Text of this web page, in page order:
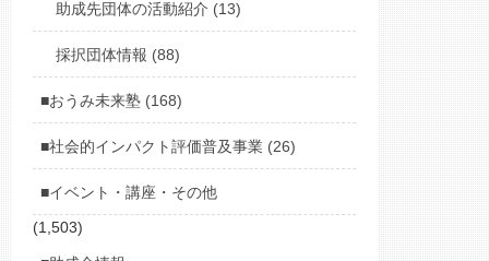
助成先団体の活動紹介 (13)
採択団体情報 (88)
■おうみ未来塾 (168)
■社会的インパクト評価普及事業 (26)
■イベント・講座・その他
(1,503)